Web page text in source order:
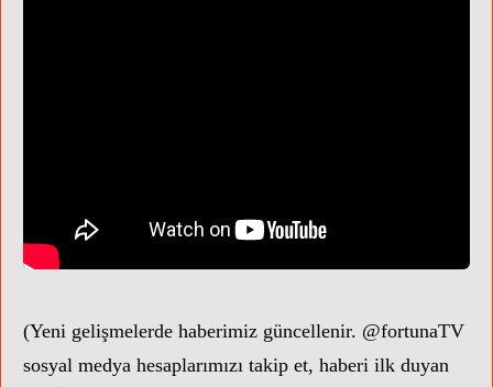
(Yeni gelişmelerde haberimiz güncellenir. @fortunaTV
sosyal medya hesaplarımızı takip et, haberi ilk duyan